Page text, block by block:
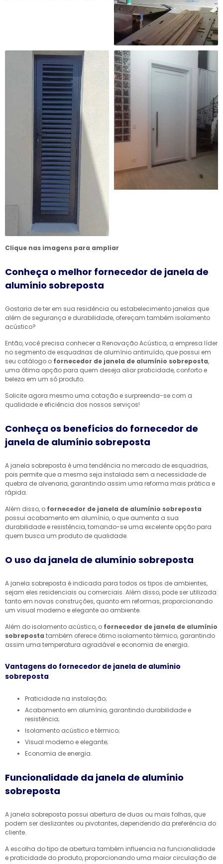
Clique nas imagens para ampliar
Conheça o melhor fornecedor de janela de
alumínio sobreposta
Gostaria de ter em sua residência ou estabelecimento janelas que
além de segurança e durabilidade, ofereçam também isolamento
acústico?
Então, você precisa conhecer a Renovação Acústica, a empresa líder
no segmento de esquadrias de alumínio antirruído, que possui em
seu catálogo o fornecedor de janela de alumínio sobreposta,
uma ótima opção para quem deseja aliar praticidade, conforto e
beleza em um só produto.
Solicite agora mesmo uma cotação e surpreenda-se com a
qualidade e eficiência dos nossos serviços!
Conheça os benefícios do fornecedor de
janela de alumínio sobreposta
A janela sobreposta é uma tendência no mercado de esquadrias,
pois permite que a mesma seja instalada sem a necessidade de
quebra de alvenaria, garantindo assim uma reforma mais prática e
rápida.
Além disso, o fornecedor de janela de alumínio sobreposta
possui acabamento em alumínio, o que aumenta a sua
durabilidade e resistência, tornando-se uma excelente opção para
quem busca um produto de qualidade.
O uso da janela de alumínio sobreposta
A janela sobreposta é indicada para todos os tipos de ambientes,
sejam eles residenciais ou comerciais. Além disso, pode ser utilizada
tanto em novas construções, quanto em reformas, proporcionando
um visual moderno e elegante ao ambiente.
Além do isolamento acústico, o fornecedor de janela de alumínio
sobreposta também oferece ótimo isolamento térmico, garantindo
assim uma temperatura agradável e economia de energia.
Vantagens do fornecedor de janela de alumínio
sobreposta
Praticidade na instalação;
Acabamento em alumínio, garantindo durabilidade e
resistência;
Isolamento acústico e térmico;
Visual moderno e elegante;
Economia de energia.
Funcionalidade da janela de alumínio
sobreposta
A janela sobreposta possui abertura de duas ou mais folhas, que
podem ser deslizantes ou pivotantes, dependendo da preferência do
cliente.
A escolha do tipo de abertura também influencia na funcionalidade
e praticidade do produto, proporcionando uma maior circulação de